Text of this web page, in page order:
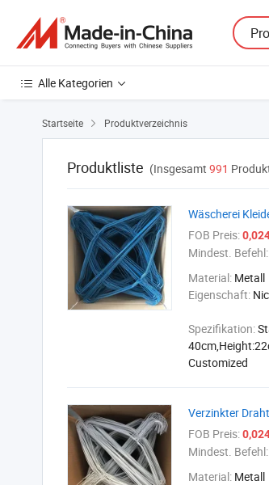
Alle Kategorien
Startseite  Produktverzeichnis
Produktliste (Insgesamt 991
Wäscherei
FOB Preis:
Mindest. Befehl:
Material: Metall
Eigenschaft:
Spezifikation:
Customized
Verzinkter
FOB Preis:
Mindest. Befehl:
Material: Metall